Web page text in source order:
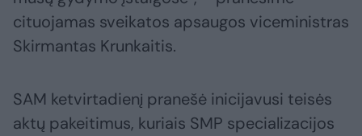
cituojamas sveikatos apsaugos viceministras
Skirmantas Krunkaitis.
SAM ketvirtadienį pranešė inicijavusi teisės
aktų pakeitimus, kuriais SMP specializacijos